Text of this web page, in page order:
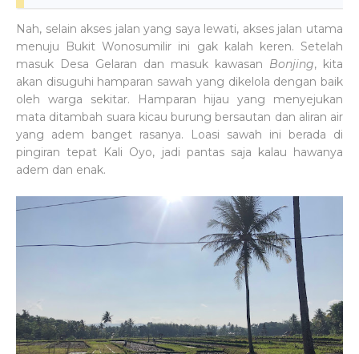
Nah, selain akses jalan yang saya lewati, akses jalan utama
menuju Bukit Wonosumilir ini gak kalah keren. Setelah
masuk Desa Gelaran dan masuk kawasan Bonjing, kita
akan disuguhi hamparan sawah yang dikelola dengan baik
oleh warga sekitar. Hamparan hijau yang menyejukan
mata ditambah suara kicau burung bersautan dan aliran air
yang adem banget rasanya. Loasi sawah ini berada di
pingiran tepat Kali Oyo, jadi pantas saja kalau hawanya
adem dan enak.